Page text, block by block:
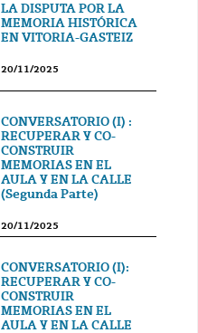
LA DISPUTA POR LA
MEMORIA HISTÓRICA
EN VITORIA-GASTEIZ
20/11/2025
CONVERSATORIO (I) :
RECUPERAR Y CO-
CONSTRUIR
MEMORIAS EN EL
AULA Y EN LA CALLE
(Segunda Parte)
20/11/2025
CONVERSATORIO (I):
RECUPERAR Y CO-
CONSTRUIR
MEMORIAS EN EL
AULA Y EN LA CALLE